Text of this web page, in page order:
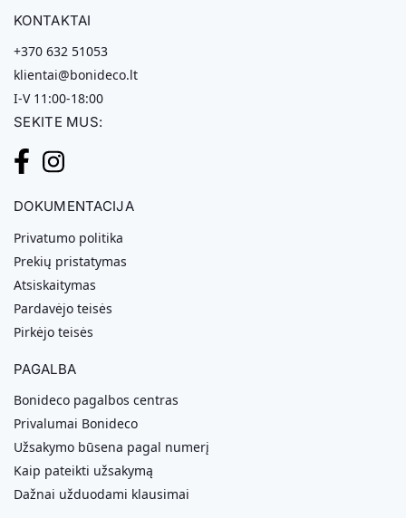
KONTAKTAI
+370 632 51053
klientai@bonideco.lt
I-V 11:00-18:00
SEKITE MUS:
DOKUMENTACIJA
Privatumo politika
Prekių pristatymas
Atsiskaitymas
Pardavėjo teisės
Pirkėjo teisės
PAGALBA
Bonideco pagalbos centras
Privalumai Bonideco
Užsakymo būsena pagal numerį
Kaip pateikti užsakymą
Dažnai užduodami klausimai